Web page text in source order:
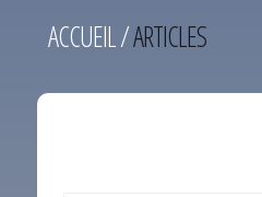
ACCUEIL/ARTICLES